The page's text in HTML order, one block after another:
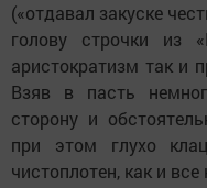
(«отдавал закуске
голову строчки из
аристократизм так и
Взяв в пасть
сторону и
при этом глухо
чистоплотен, как и все